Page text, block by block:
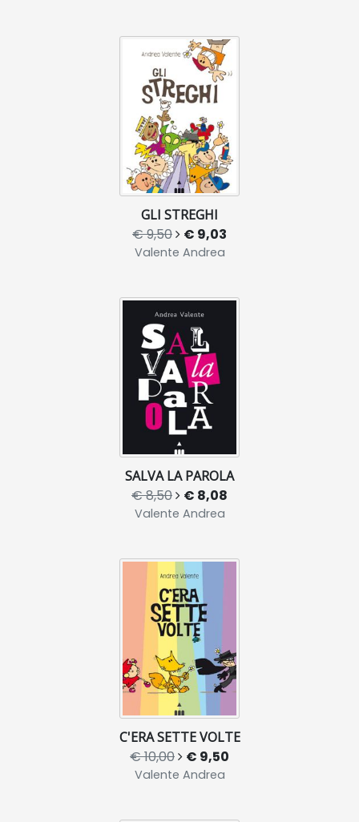
GLI STREGHI
€ 9,50 € 9,03
Valente Andrea
SALVA LA PAROLA
€ 8,50 € 8,08
Valente Andrea
C'ERA SETTE VOLTE
€ 10,00 € 9,50
Valente Andrea